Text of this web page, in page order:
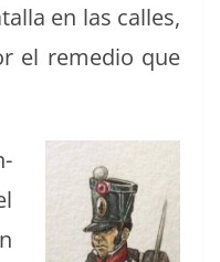
en las calles,
el reme­dio que